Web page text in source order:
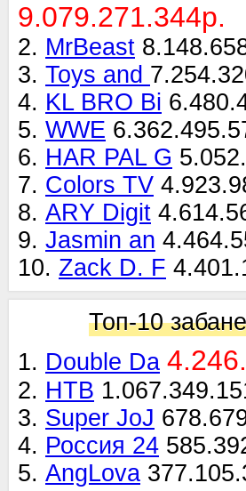
9.079.271.344р.
2. MrBeast
3. Toys and
4. KL BRO Bi
5. WWE
6. HAR PAL G
7. Colors TV
8. ARY Digit
9. Jasmin an
10. Zack D. F
Топ-10
1. Double Da
2. НТВ
3. Super JoJ
4. Россия 24
5. AngLova